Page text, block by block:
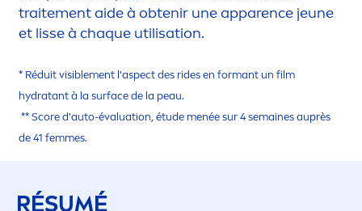
traitement aide à obtenir une apparence jeune
et lisse à chaque utilisation.
* Réduit visiblement l'aspect des rides en formant un film
hydratant à la surface de la peau.
** Score d'auto-évaluation, étude menée sur 4 semaines auprès
de 41 femmes.
RÉSUMÉ